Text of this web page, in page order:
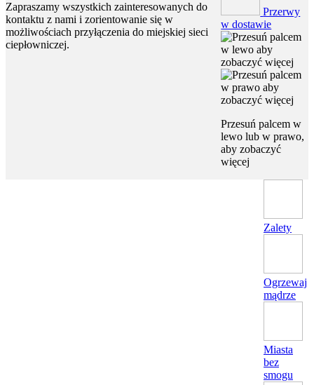
Zapraszamy wszystkich zainteresowanych do
kontaktu z nami i zorientowanie się w
możliwościach przyłączenia do miejskiej sieci
ciepłowniczej.
Przerwy
w dostawie
Przesuń palcem w
lewo lub w prawo,
aby zobaczyć
więcej
Zalety
Ogrzewaj
mądrze
Miasta
bez
smogu